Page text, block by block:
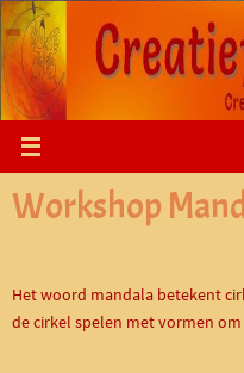
naar
de
inhoud
Workshop
Het woord mandala betekent
de cirkel spelen met vormen